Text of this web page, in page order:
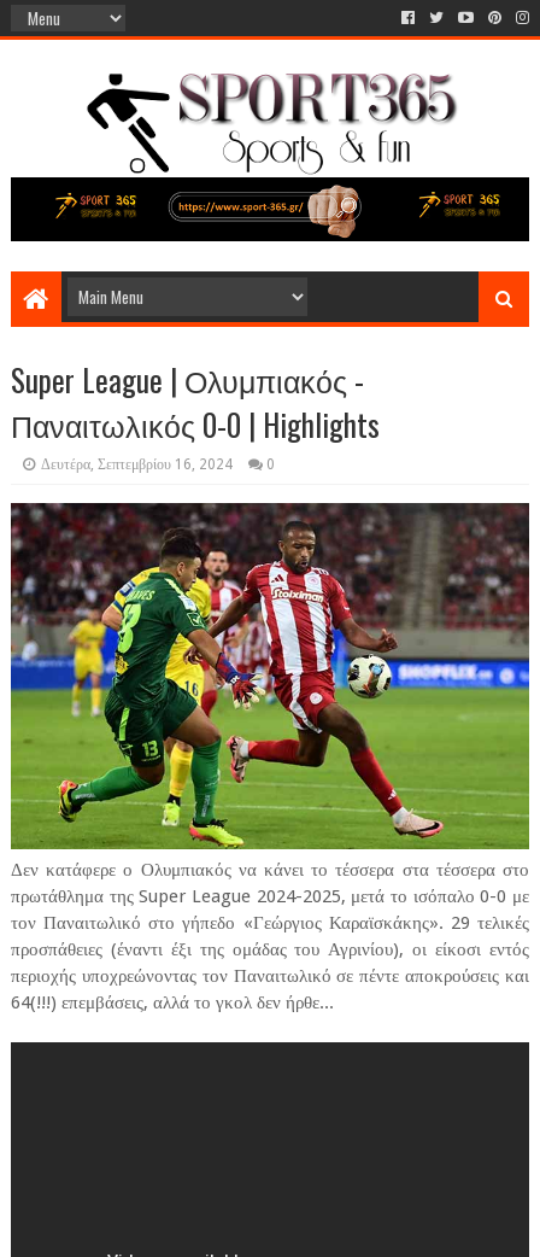
Super League | Ολυμπιακός -
Παναιτωλικός 0-0 | Highlights
Δευτέρα, Σεπτεμβρίου 16, 2024 0
Δεν κατάφερε ο Ολυμπιακός να κάνει το τέσσερα στα τέσσερα στο
πρωτάθλημα της Super League 2024-2025, μετά το ισόπαλο 0-0 με
τον Παναιτωλικό στο γήπεδο «Γεώργιος Καραϊσκάκης». 29 τελικές
προσπάθειες (έναντι έξι της ομάδας του Αγρινίου), οι είκοσι εντός
περιοχής υποχρεώνοντας τον Παναιτωλικό σε πέντε αποκρούσεις και
64(!!!) επεμβάσεις, αλλά το γκολ δεν ήρθε...